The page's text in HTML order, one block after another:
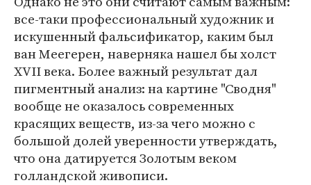
все-таки профессиональный художник и
искушенный фальсификатор, каким был
ван Меегерен, наверняка нашел бы холст
XVII века. Более важный результат дал
пигментный анализ: на картине "Сводня"
вообще не оказалось современных
красящих веществ, из-за чего можно с
большой долей уверенности утверждать,
что она датируется Золотым веком
голландской живописи.